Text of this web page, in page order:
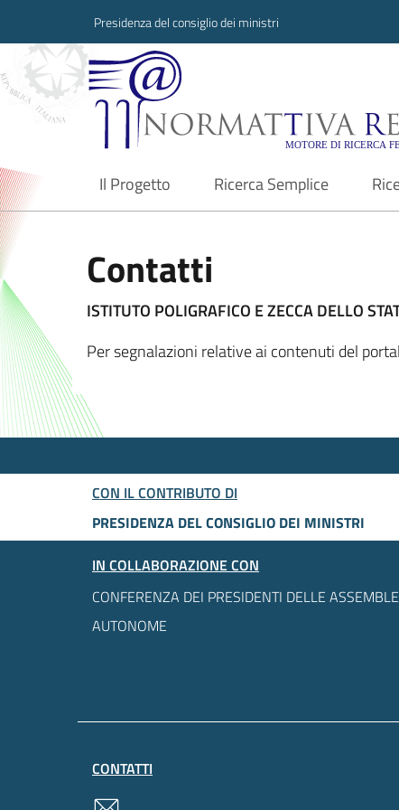
Presidenza del consiglio dei ministri
Normattiva
Il Progetto
current Ricerca Semplice
Contatti
ISTITUTO POLIGRAFICO E ZECCA DELLO
Per segnalazioni relative ai contenuti del
CON IL CONTRIBUTO DI
PRESIDENZA DEL CONSIGLIO DEI MINISTRI
IN COLLABORAZIONE CON
CONFERENZA DEI PRESIDENTI DELLE
AUTONOME
CONTATTI